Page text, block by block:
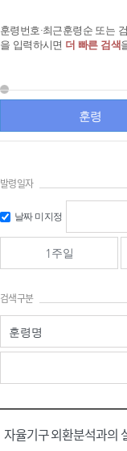
훈령번호·최근훈령순 또는
을 입력하시면 더 빠른 검색
훈령
발령일자
날짜 미지정
1주일
검색구분
훈령명
자율기구 외환분석과의